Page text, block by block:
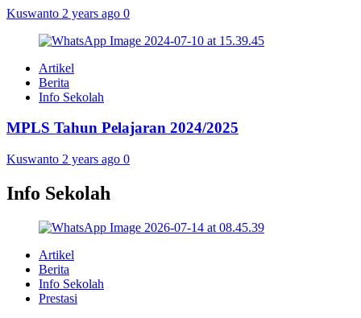
Kuswanto 2 years ago 0
Artikel
Berita
Info Sekolah
MPLS Tahun Pelajaran 2024/2025
Kuswanto 2 years ago 0
Info Sekolah
Artikel
Berita
Info Sekolah
Prestasi